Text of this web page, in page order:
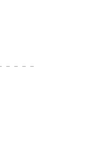
－－－－